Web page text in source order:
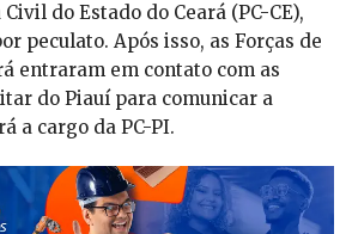
do Estado do Ceará (PC-CE),
peculato. Após isso, as Forças de
entraram em contato com as
do Piauí para comunicar a
a cargo da PC-PI.